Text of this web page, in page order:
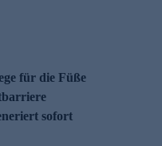
für die Füße
sofort